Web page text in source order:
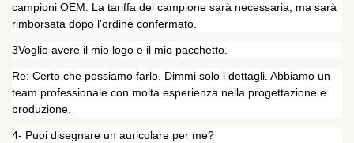
campioni OEM. La tariffa del campione sarà necessaria, ma sarà
rimborsata dopo l'ordine confermato.
3Voglio avere il mio logo e il mio pacchetto.
Re: Certo che possiamo farlo. Dimmi solo i dettagli. Abbiamo un
team professionale con molta esperienza nella progettazione e
produzione.
4- Puoi disegnare un auricolare per me?